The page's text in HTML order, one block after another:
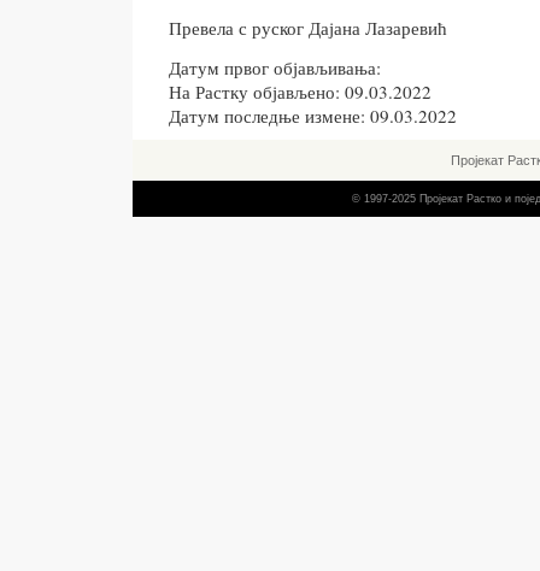
Превела с руског Дајана Лазаревић
Датум првог објављивања:
На Растку објављено: 09.03.2022
Датум последње измене: 09.03.2022
Пројекат
© 1997-2025 Пројекат Растко и